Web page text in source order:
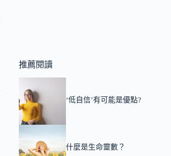
推薦閱讀
‘低自信’有可能是優點?
什麼是生命靈數？